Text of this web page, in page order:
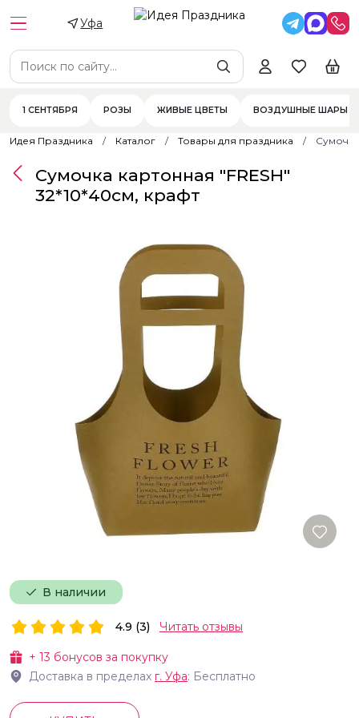
Уфа
1 СЕНТЯБРЯ РОЗЫ ЖИВЫЕ ЦВЕТЫ ВОЗДУШНЫЕ ШАРЫ
Идея Праздника Каталог Товары для праздника
В наличии
Сумочка картонная "FRESH"
32*10*40см, крафт
+ 13 бонусов за покупку
Доставка в пределах г. Уфа: Бесплатно
4.9 (3) Читать отзывы